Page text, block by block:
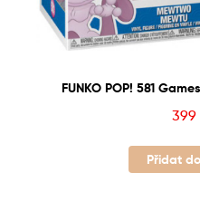
FUNKO POP! 581
399
Přidat